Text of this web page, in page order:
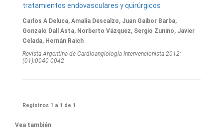
tratamientos endovasculares y quirúrgicos
Carlos A Deluca, Amalia Descalzo, Juan Gaibor Barba,
Gonzalo Dall Asta, Norberto Vázquez, Sergio Zunino, Javier
Celada, Hernán Raich
Revista Argentina de Cardioangiologí­a Intervencionista 2012;
(01):0040-0042
Registros 1 a 1 de 1
Vea también